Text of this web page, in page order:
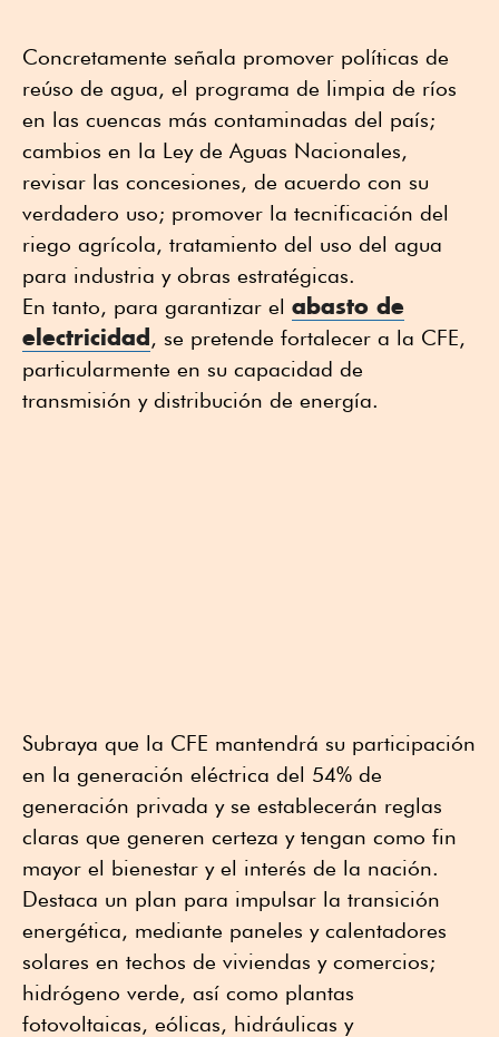
Concretamente señala promover políticas de
reúso de agua, el programa de limpia de ríos
en las cuencas más contaminadas del país;
cambios en la Ley de Aguas Nacionales,
revisar las concesiones, de acuerdo con su
verdadero uso; promover la tecnificación del
riego agrícola, tratamiento del uso del agua
para industria y obras estratégicas.
En tanto, para garantizar el abasto de
electricidad, se pretende fortalecer a la CFE,
particularmente en su capacidad de
transmisión y distribución de energía.
Subraya que la CFE mantendrá su participación
en la generación eléctrica del 54% de
generación privada y se establecerán reglas
claras que generen certeza y tengan como fin
mayor el bienestar y el interés de la nación.
Destaca un plan para impulsar la transición
energética, mediante paneles y calentadores
solares en techos de viviendas y comercios;
hidrógeno verde, así como plantas
fotovoltaicas, eólicas, hidráulicas y